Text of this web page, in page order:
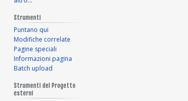
Strumenti
Puntano qui
Modifiche correlate
Pagine speciali
Informazioni pagina
Batch upload
Strumenti del Progetto
esterni